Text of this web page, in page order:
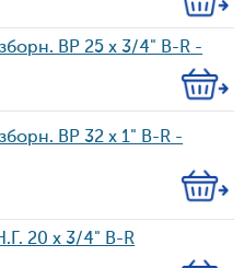
Кол-
во
ВP 25 х 3/4" B-R -
Кол-
во
ВP 32 х 1" B-R -
Кол-
во
20 х 3/4" B-R